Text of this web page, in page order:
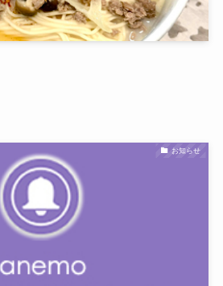
お知らせ